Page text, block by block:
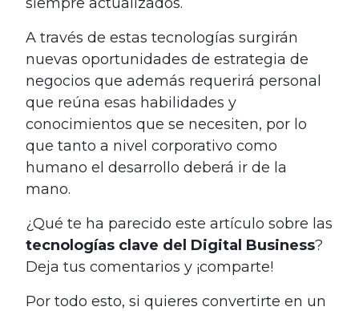
A través de estas tecnologías surgirán
nuevas oportunidades de estrategia de
negocios que además requerirá personal
que reúna esas habilidades y
conocimientos que se necesiten, por lo
que tanto a nivel corporativo como
humano el desarrollo deberá ir de la
mano.
¿Qué te ha parecido este artículo sobre las
tecnologías clave del Digital Business?
Deja tus comentarios y ¡comparte!
Por todo esto, si quieres convertirte en un